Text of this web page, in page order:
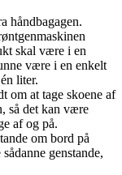
håndbagagen.
skal være i en
være i en enkelt
liter.
om at tage skoene af
så det kan være
af og på.
om bord på
genstande,